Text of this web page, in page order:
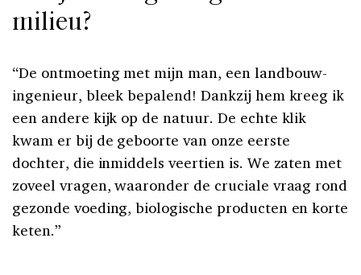
milieu?
“De ontmoeting met mijn man, een landbouw-
ingenieur, bleek bepalend! Dankzij hem kreeg ik
een andere kijk op de natuur. De echte klik
kwam er bij de geboorte van onze eerste
dochter, die inmiddels veertien is. We zaten met
zoveel vragen, waaronder de cruciale vraag rond
gezonde voeding, biologische producten en korte
keten.”